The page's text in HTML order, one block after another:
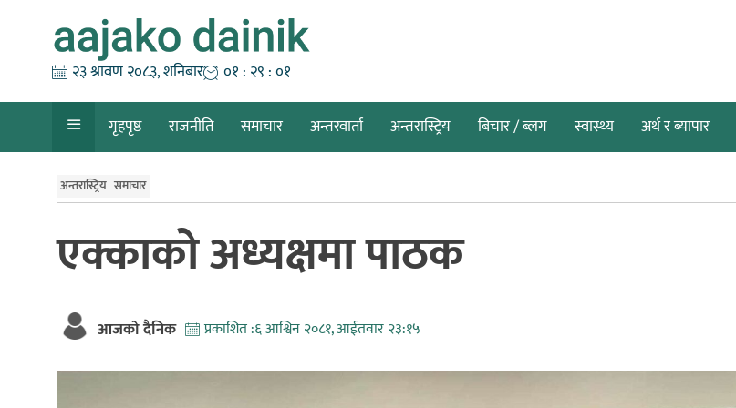
२३ श्रावण २०८३, शनिबार ०१ : २९ : ०२
गृहपृष्ठ राजनीति समाचार अन्तरवार्ता अन्तरास्ट्रिय बिचार / ब्लग स्वास्थ्य अर्थ र ब्यापार
अन्तरास्ट्रिय समाचार
एक्काको अध्यक्षमा पाठक
आजको दैनिक प्रकाशित :६ आश्विन २०८१, आईतवार २३:१५